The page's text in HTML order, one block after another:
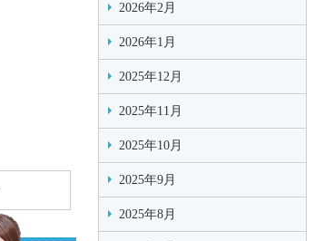
2026年2月
2026年1月
2025年12月
2025年11月
2025年10月
2025年9月
2025年8月